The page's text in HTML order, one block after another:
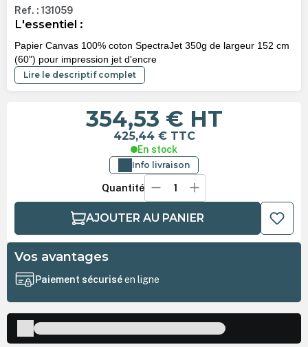
Ref. : 131059
L'essentiel :
Papier Canvas 100% coton SpectraJet 350g de largeur 152 cm
(60") pour impression jet d'encre
Lire le descriptif complet
354,53 € HT
425,44 € TTC
En stock
Info livraison
Quantité
AJOUTER AU PANIER
Vos avantages
Paiement sécuriséen ligne